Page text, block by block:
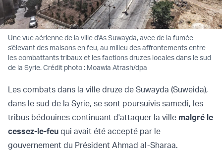
Une vue aérienne de la ville d'As Suwayda, avec de la fumée
s'élevant des maisons en feu, au milieu des affrontements entre
les combattants tribaux et les factions druzes locales dans le sud
de la Syrie. Crédit photo : Moawia Atrash/dpa
Les combats dans la ville druze de Suwayda (Suweida),
dans le sud de la Syrie, se sont poursuivis samedi, les
tribus bédouines continuant d'attaquer la ville malgré le
cessez-le-feu qui avait été accepté par le
gouvernement du Président Ahmad al-Sharaa.